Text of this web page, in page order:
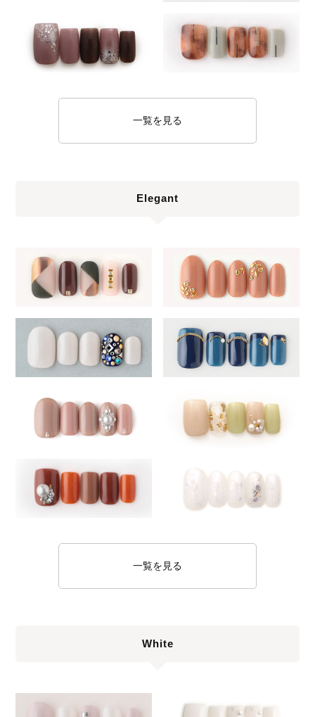
一覧を見る
Elegant
一覧を見る
White